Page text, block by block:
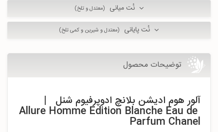
نُت میانی (معتدل و تلخ)
نُت پایانی (معتدل و شیرین و کمی تلخ)
توضیحات محصول
آلور هوم ادیشن بلانچ ادوپرفیوم شنل |
Allure Homme Edition Blanche Eau de
Parfum Chanel